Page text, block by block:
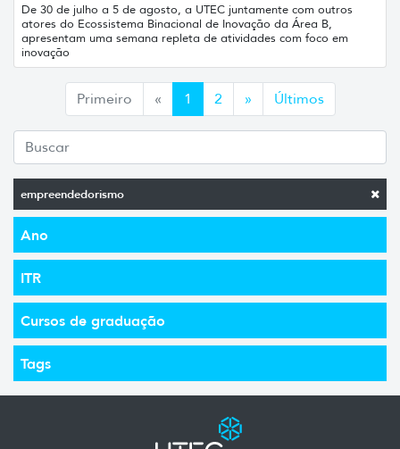
empreendedorismo
Ano
ITR
Cursos de graduação
Tags
De 30 de julho a 5 de agosto, a UTEC juntamente com outros
atores do Ecossistema Binacional de Inovação da Área B,
apresentam uma semana repleta de atividades com foco em
inovação
Primeiro «Anterior
1 2 »Siguiente
Últimos